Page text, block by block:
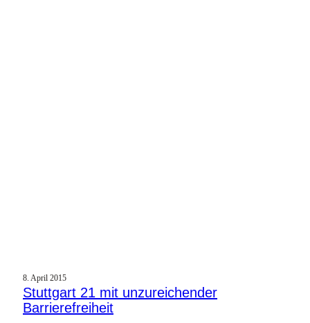
8. April 2015
Stuttgart 21 mit unzureichender
Barrierefreiheit